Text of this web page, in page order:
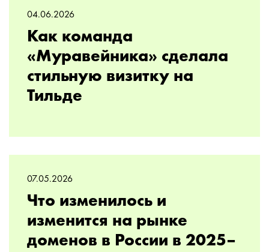
04.06.2026
Как команда
«Муравейника» сделала
стильную визитку на
Тильде
07.05.2026
Что изменилось и
изменится на рынке
доменов в России в 2025–